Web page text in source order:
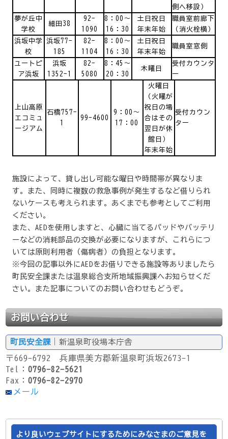
側へ移設）
夢が丘中
学校
細田38
92-
1090
8：00～
16：30
土日祝日
職員室前廊下
（消火栓横）
年末年始
浜坂中学
校
浜坂77-
185
82-
1104
8：00～
16：30
土日祝日
職員室窓側
年末年始
ユートピ
ア浜坂
浜坂
1352-1
82-
5080
8：45～
20：30
木曜日
受付カウンタ
ー
上山高原
エコミュ
ージアム
石橋757-
1
99-4600
9：00～
17：00
火曜日
（火曜が
祝日の場
合はその
翌日が休
館日）
年末年始
受付カウン
ター
施設によって、貸し出し可能な曜日や時間帯が異なりま
す。また、同時に複数の救急事例が発生するなど借りられ
ないケースも考えられます。あくまでも参考としてご利用
ください。
また、AEDを使用しますと、心臓に当てるパッドやバッテリ
ーなどの消耗部品の交換が必要になりますが、これらにつ
いては原則利用者（傷病者）の負担となります。
※今回の記事以外にAEDをお借りできる施設等ありましたら
町民安全課または温泉総合支所地域振興課へお知らせくだ
さい。また記事についてのお問い合わせもどうぞ。
お問い合わせ
町民安全課 ｜新温泉町役場本庁舎
〒669-6792 兵庫県美方郡新温泉町浜坂2673-1
Tel：0796-82-5621
Fax：0796-82-2970
メール
より良いウェブサイトにするためにみなさまのご意見を